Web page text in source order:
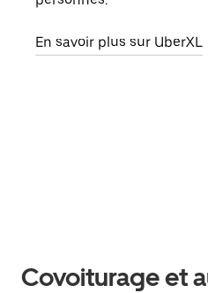
En savoir plus sur UberXL
Covoiturage et